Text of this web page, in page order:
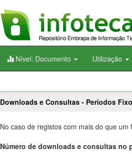
Nível: Documento Utilização
Downloads e Consultas - Períodos
No caso de registos com mais do que
Número de downloads e consultas no